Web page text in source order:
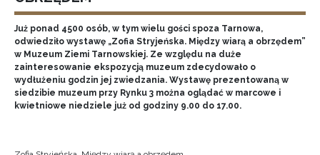
Już ponad 4500 osób, w tym wielu gości spoza Tarnowa,
odwiedziło wystawę „Zofia Stryjeńska. Między wiarą a obrzędem”
w Muzeum Ziemi Tarnowskiej. Ze względu na duże
zainteresowanie ekspozycją muzeum zdecydowało o
wydłużeniu godzin jej zwiedzania. Wystawę prezentowaną w
siedzibie muzeum przy Rynku 3 można oglądać w marcowe i
kwietniowe niedziele już od godziny 9.00 do 17.00.